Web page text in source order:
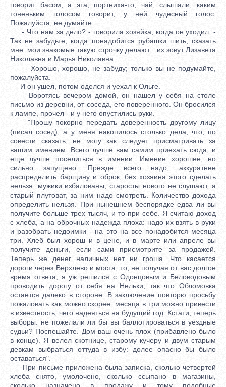
говорит басом, а эта, портниха-то, чай, слышали, каким
тоненьким голосом говорит, у ней чудесный голос.
Пожалуйста, не думайте...
- Что нам за дело? - говорила хозяйка, когда он уходил. -
Так не забудьте, когда понадобится рубашки шить, сказать
мне: мои знакомые такую строчку делают... их зовут Лизавета
Николавна и Марья Николавна.
- Хорошо, хорошо, не забуду; только вы не подумайте,
пожалуйста.
И он ушел, потом оделся и уехал к Ольге.
Воротясь вечером домой, он нашел у себя на столе
письмо из деревни, от соседа, его поверенного. Он бросился
к лампе, прочел - и у него опустились руки.
"Прошу покорно передать доверенность другому лицу
(писал сосед), а у меня накопилось столько дела, что, по
совести сказать, не могу как следует присматривать за
вашим имением. Всего лучше вам самим приехать сюда, и
еще лучше поселиться в имении. Имение хорошее, но
сильно запущено. Прежде всего надо, аккуратнее
распределить барщину и оброк; без хозяина этого сделать
нельзя: мужики избалованы, старосты нового не слушают, а
старый плутоват, за ним надо смотреть. Количество дохода
определить нельзя. При нынешнем беспорядке едва ли вы
получите больше трех тысяч, и то при себе. Я считаю доход
с хлеба, а на оброчных надежда плоха: надо их взять в руки
и разобрать недоимки - на это на все понадобится месяца
три. Хлеб был хорош и в цене, и в марте или апреле вы
получите деньги, если сами присмотрите за продажей.
Теперь же денег наличных нет ни гроша. Что касается
дороги через Верхлево и моста, то, не получая от вас долгое
время ответа, я уж решился с Одонцовым и Беловодовым
проводить дорогу от себя на Нельки, так что Обломовка
остается далеко в стороне. В заключение повторю просьбу
пожаловать как можно скорее: месяца в три можно привести
в известность, чего надеяться на будущий год. Кстати, теперь
выборы: не пожелали ли бы вы баллотироваться в уездные
судьи? Поспешайте. Дом ваш очень плох (прибавлено было
в конце). Я велел скотнице, старому кучеру и двум старым
девкам выбраться оттуда в избу: долее опасно бы было
оставаться".
При письме приложена была записка, сколько четвертей
хлеба снято, умолочено, сколько ссыпано в магазины,
сколько назначено в продажу и тому подобные